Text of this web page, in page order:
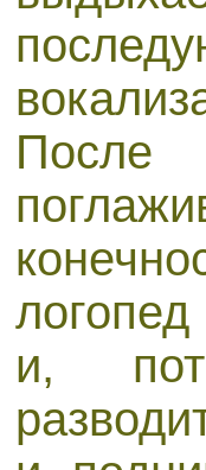
логопед
и,